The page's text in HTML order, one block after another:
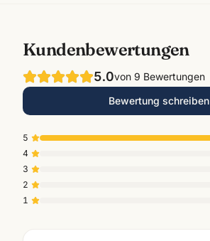
Kundenbewertungen
5.0von 9 Bewertungen
Bewertung schreiben
5
4
3
2
1